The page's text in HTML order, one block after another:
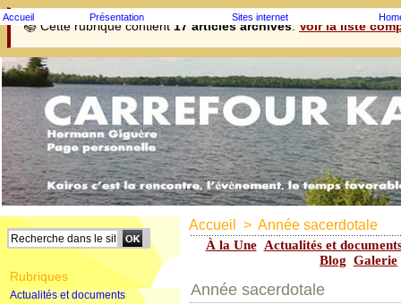
📚 Cette rubrique contient17 articles archivés.Voir la liste
Accueil Présentation Sites internet
Rubriques
Actualités et documents
Accueil > Année sacerdotale
À la Une Actualités et
Blog Galerie
Année sacerdotale